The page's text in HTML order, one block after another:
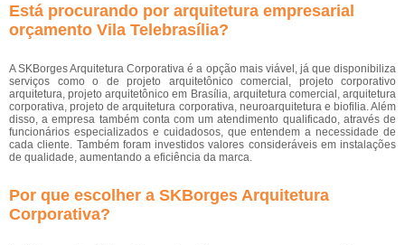
Está procurando por arquitetura empresarial
orçamento Vila Telebrasília?
A SKBorges Arquitetura Corporativa é a opção mais viável, já que disponibiliza
serviços como o de projeto arquitetônico comercial, projeto corporativo
arquitetura, projeto arquitetônico em Brasília, arquitetura comercial, arquitetura
corporativa, projeto de arquitetura corporativa, neuroarquitetura e biofilia. Além
disso, a empresa também conta com um atendimento qualificado, através de
funcionários especializados e cuidadosos, que entendem a necessidade de
cada cliente. Também foram investidos valores consideráveis em instalações
de qualidade, aumentando a eficiência da marca.
Por que escolher a SKBorges Arquitetura
Corporativa?